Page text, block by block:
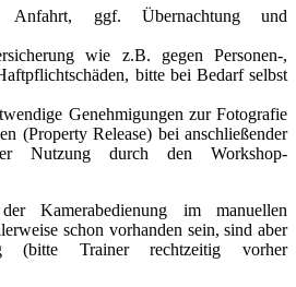
Anfahrt, ggf. Übernachtung und
wie z.B. gegen Personen-,
bitte bei Bedarf selbst
Genehmigungen zur Fotografie
(Property Release) bei anschließender
Nutzung durch den Workshop-
der Kamerabedienung im manuellen
schon vorhanden sein, sind aber
(bitte Trainer rechtzeitig vorher